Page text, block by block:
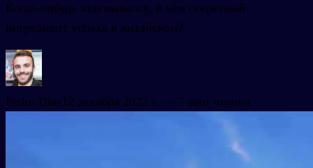
Когда-нибудь задумывался, в чём секретный
ингредиент успеха в китайском?
Pedro Dias12 декабря 2023 г. — 7 мин чтения